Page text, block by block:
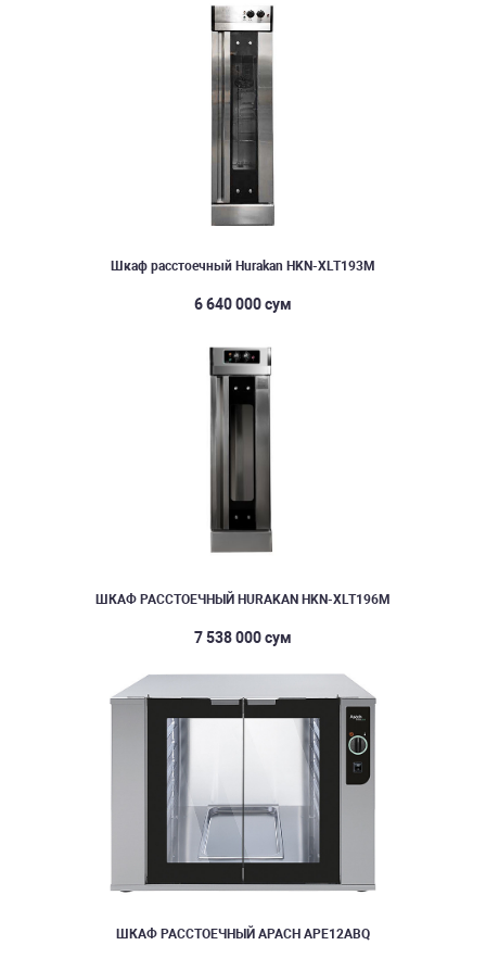
Шкаф расстоечный Hurakan HKN-XLT193M
6 640 000 сум
ШКАФ РАССТОЕЧНЫЙ HURAKAN HKN-XLT196M
7 538 000 сум
ШКАФ РАССТОЕЧНЫЙ APACH APE12ABQ